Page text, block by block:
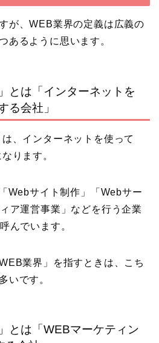
が、WEB業界の定義は広義の
あるように思います。
とは「インターネットを
る会社」
、インターネットを使って
ります。
Webサイト制作」「Webサー
ア運営事業」などを行う企業
んでいます。
業界」を指すときは、こち
いです。
とは「WEBマーケティン